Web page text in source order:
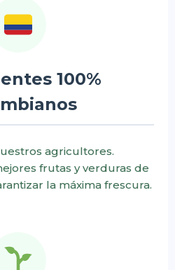
100%
agricultores.
frutas y verduras de
la máxima frescura.